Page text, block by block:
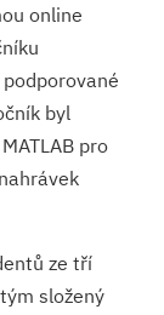
online
podporované
byl
pro
ze tří
složený